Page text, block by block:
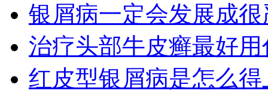
银屑病一定会发展成
治疗头部牛皮癣最好
红皮型银屑病是怎么得